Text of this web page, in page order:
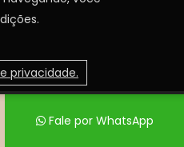
Fale por WhatsApp
privacidade.